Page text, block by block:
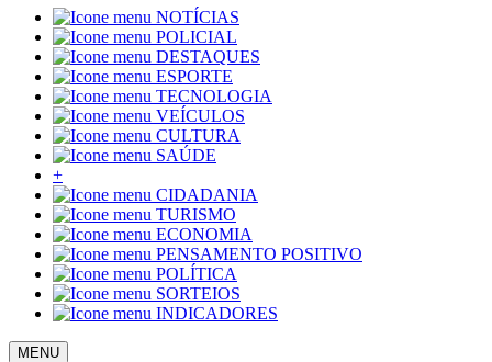
NOTÍCIAS
POLICIAL
DESTAQUES
ESPORTE
TECNOLOGIA
VEÍCULOS
CULTURA
SAÚDE
+
CIDADANIA
TURISMO
ECONOMIA
PENSAMENTO POSITIVO
POLÍTICA
SORTEIOS
INDICADORES
MENU